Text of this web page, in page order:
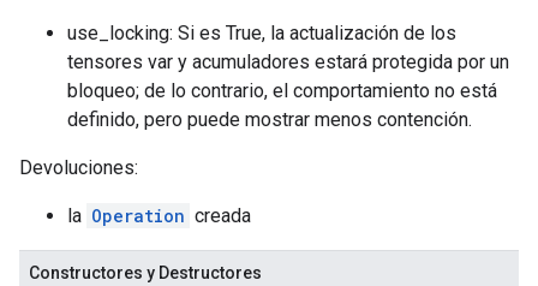
use_locking: Si es True, la actualización de los
tensores var y acumuladores estará protegida por un
bloqueo; de lo contrario, el comportamiento no está
definido, pero puede mostrar menos contención.
Devoluciones:
la Operation creada
Constructores y Destructores